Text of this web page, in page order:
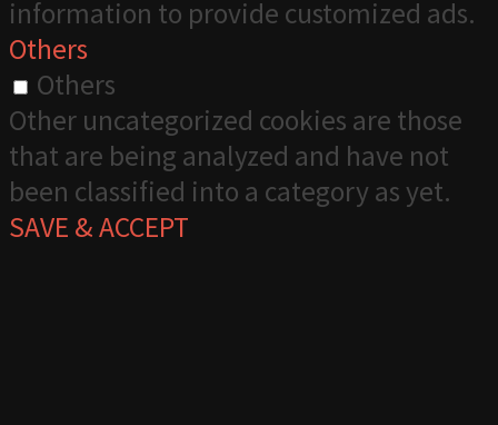
information to provide customized ads.
Others
Others
Other uncategorized cookies are those
that are being analyzed and have not
been classified into a category as yet.
SAVE & ACCEPT